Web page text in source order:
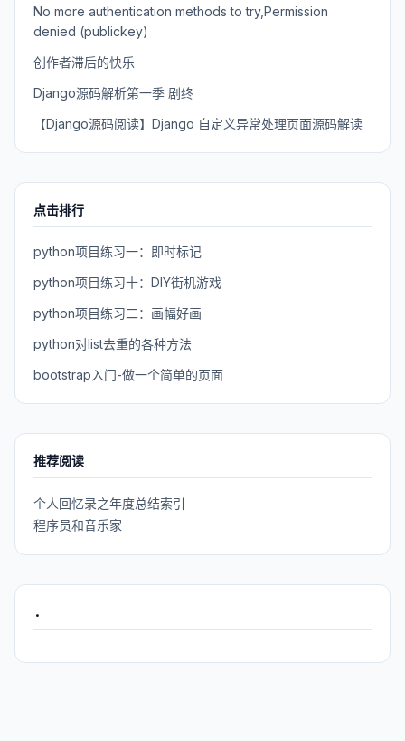
No more authentication methods to try,Permission
denied (publickey)
创作者滞后的快乐
Django源码解析第一季 剧终
【Django源码阅读】Django 自定义异常处理页面源码解读
点击排行
python项目练习一：即时标记
python项目练习十：DIY街机游戏
python项目练习二：画幅好画
python对list去重的各种方法
bootstrap入门-做一个简单的页面
推荐阅读
个人回忆录之年度总结索引
程序员和音乐家
.